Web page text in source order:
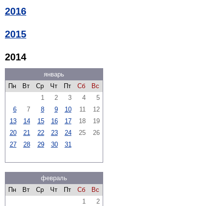
2016
2015
2014
январь
Пн
Вт Ср Чт Пт Сб
Вс
1
2 3 4
5
6
7 8 9 10 11
12
13
14 15 16 17 18
19
20
21 22 23 24 25
26
27
28 29 30 31
февраль
Пн
Вт Ср Чт Пт Сб
Вс
1
2